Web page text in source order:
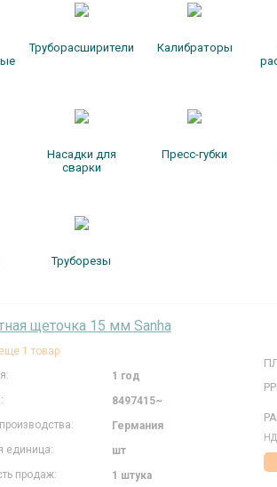
Труборасширители Калибраторы
Насадки для
сварки
Пресс-губки
Труборезы
щеточка 15 мм Sanha
1 товар
1 год
8497415~
Германия
единица:
шт
продаж:
1 штука